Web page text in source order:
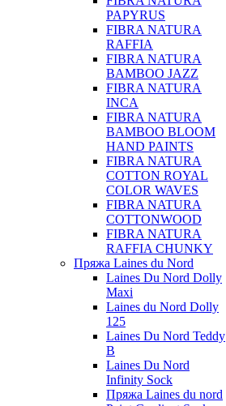
PAPYRUS
FIBRA NATURA
RAFFIA
FIBRA NATURA
BAMBOO JAZZ
FIBRA NATURA
INCA
FIBRA NATURA
BAMBOO BLOOM
HAND PAINTS
FIBRA NATURA
COTTON ROYAL
COLOR WAVES
FIBRA NATURA
COTTONWOOD
FIBRA NATURA
RAFFIA CHUNKY
Пряжа Laines du Nord
Laines Du Nord Dolly
Maxi
Laines du Nord Dolly
125
Laines Du Nord Teddy
B
Laines Du Nord
Infinity Sock
Пряжа Laines du nord